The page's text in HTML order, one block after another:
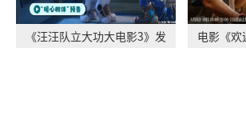
《汪汪队立大功大电影3》发
电影《欢